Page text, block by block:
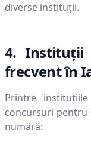
diverse instituții.
4. Instituții
frecvent în
Printre
concursuri
numără: